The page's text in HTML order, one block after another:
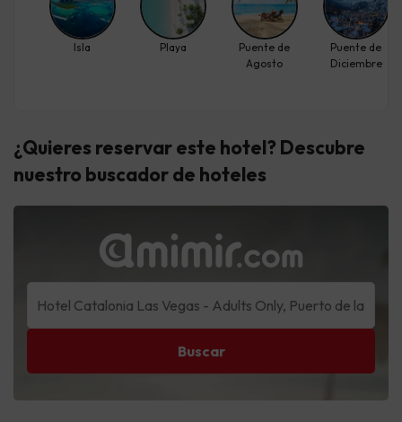
Isla Playa
Puente de
Agosto
Puente de
Diciembre
¿Quieres reservar este hotel? Descubre
nuestro buscador de hoteles
Buscar